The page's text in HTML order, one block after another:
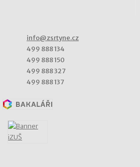
info@zsrtyne.cz
499 888 134
499 888 150
499 888 327
499 888 137